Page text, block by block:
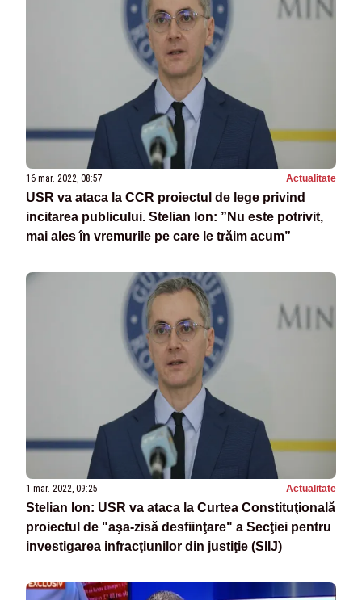
16 mar. 2022, 08:57 Actualitate
USR va ataca la CCR proiectul de lege privind
incitarea publicului. Stelian Ion: ”Nu este potrivit,
mai ales în vremurile pe care le trăim acum”
1 mar. 2022, 09:25 Actualitate
Stelian Ion: USR va ataca la Curtea Constituţională
proiectul de "aşa-zisă desfiinţare" a Secţiei pentru
investigarea infracţiunilor din justiţie (SIIJ)